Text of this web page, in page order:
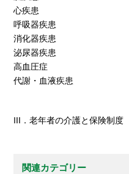
心疾患
呼吸器疾患
消化器疾患
泌尿器疾患
高血圧症
代謝・血液疾患
III．老年者の介護と保険制度
関連カテゴリー